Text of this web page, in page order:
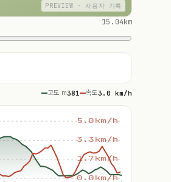
PREVIEW · 사용자 기록
15.04km
고도 m381 속도3.0 km/h
5.0km/h
3.3km/h
1.7km/h
0.0km/h